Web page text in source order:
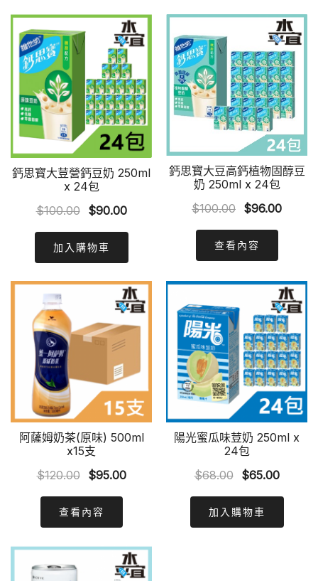
鈣思寳大荳營鈣豆奶 250ml
x 24包
$100.00
Original
was:
$100.00.
$90.00Current
$90.00.
加入購物車
鈣思寳大豆高鈣植物固醇豆
奶 250ml x 24包
$100.00 Original
was:
$100.00.
$96.00
查看內容
阿薩姆奶茶(原味) 500ml
x15支
$120.00
Original
was:
$120.00.
$95.00Current
查看內容
陽光蜜瓜味荳奶 250ml x
24包
$68.00
Original
was:
$68.00.
$65.00
加入購物車